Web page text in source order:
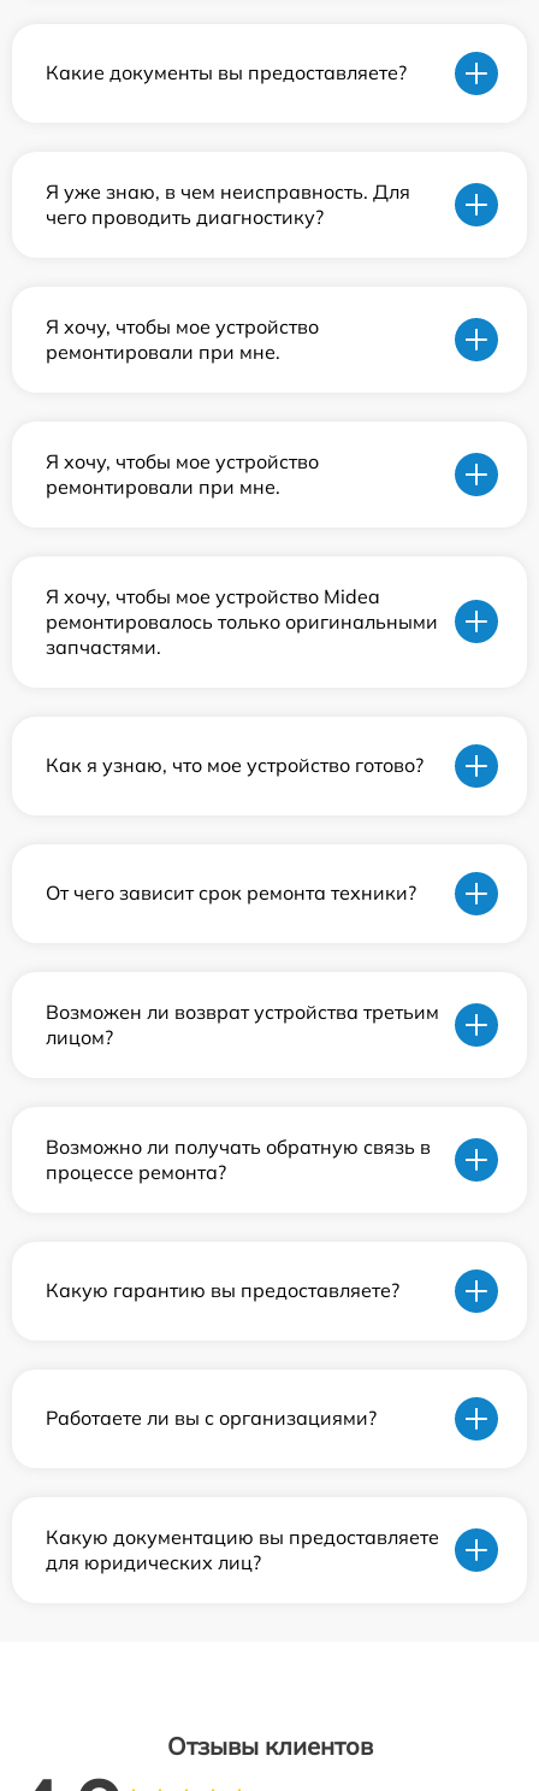
Какие документы вы предоставляете?
Я уже знаю, в чем неисправность. Для
чего проводить диагностику?
Я хочу, чтобы мое устройство
ремонтировали при мне.
Я хочу, чтобы мое устройство
ремонтировали при мне.
Я хочу, чтобы мое устройство Midea
ремонтировалось только оригинальными
запчастями.
Как я узнаю, что мое устройство готово?
От чего зависит срок ремонта техники?
Возможен ли возврат устройства третьим
лицом?
Возможно ли получать обратную связь в
процессе ремонта?
Какую гарантию вы предоставляете?
Работаете ли вы с организациями?
Какую документацию вы предоставляете
для юридических лиц?
Отзывы клиентов